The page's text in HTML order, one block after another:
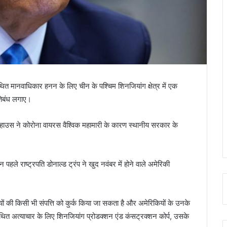
हनन के लिए चीन के पश्चिम शिनजियांग क्षेत्र में एक
लगाए।
ने कोरोना वायरस वैश्विक महामारी के कारण स्थानीय सरकार के
राष्ट्रपति डोनाल्ड ट्रंप ने खुद नवंबर में होने वाले अमेरिकी
की किसी भी संपत्ति को कुर्क किया जा सकता है और अमेरिकियों के उनके
अत्याचार के लिए शिनजियांग प्रोडक्शन एंड कंसट्रक्शन कोर्प, उसके